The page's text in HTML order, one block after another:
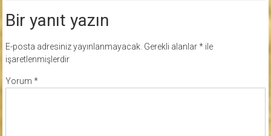
Bir yanıt yazın
E-posta adresiniz yayınlanmayacak. Gerekli alanlar*ile
işaretlenmişlerdir
Yorum *